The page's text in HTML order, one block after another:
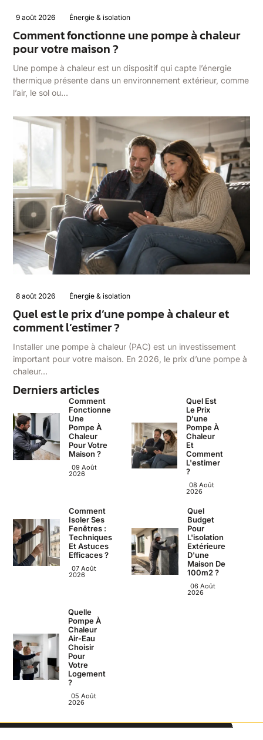
9 août 2026 Énergie & isolation
Comment fonctionne une pompe à chaleur
pour votre maison ?
Une pompe à chaleur est un dispositif qui capte l’énergie
thermique présente dans un environnement extérieur, comme
l’air, le sol ou…
8 août 2026 Énergie & isolation
Quel est le prix d’une pompe à chaleur et
comment l’estimer ?
Installer une pompe à chaleur (PAC) est un investissement
important pour votre maison. En 2026, le prix d’une pompe à
chaleur…
Derniers articles
Comment
Fonctionne
Une
Pompe À
Chaleur
Pour Votre
Maison ?
09 Août
2026
Quel Est
Le Prix
D'une
Pompe À
Chaleur
Et
Comment
L'estimer
?
08 Août
2026
Comment
Isoler Ses
Fenêtres :
Techniques
Et Astuces
Efficaces ?
07 Août
2026
Quel
Budget
Pour
L'isolation
Extérieure
D'une
Maison De
100m2 ?
06 Août
2026
Quelle
Pompe À
Chaleur
Air-Eau
Choisir
Pour
Votre
Logement
?
05 Août
2026